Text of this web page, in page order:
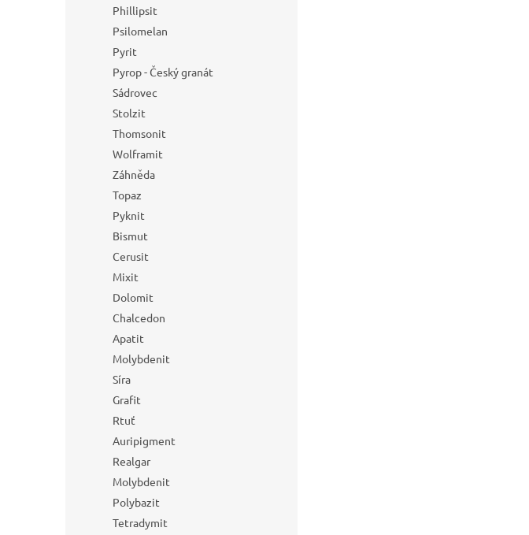
Phillipsit
Psilomelan
Pyrit
Pyrop - Český granát
Sádrovec
Stolzit
Thomsonit
Wolframit
Záhněda
Topaz
Pyknit
Bismut
Cerusit
Mixit
Dolomit
Chalcedon
Apatit
Molybdenit
Síra
Grafit
Rtuť
Auripigment
Realgar
Molybdenit
Polybazit
Tetradymit